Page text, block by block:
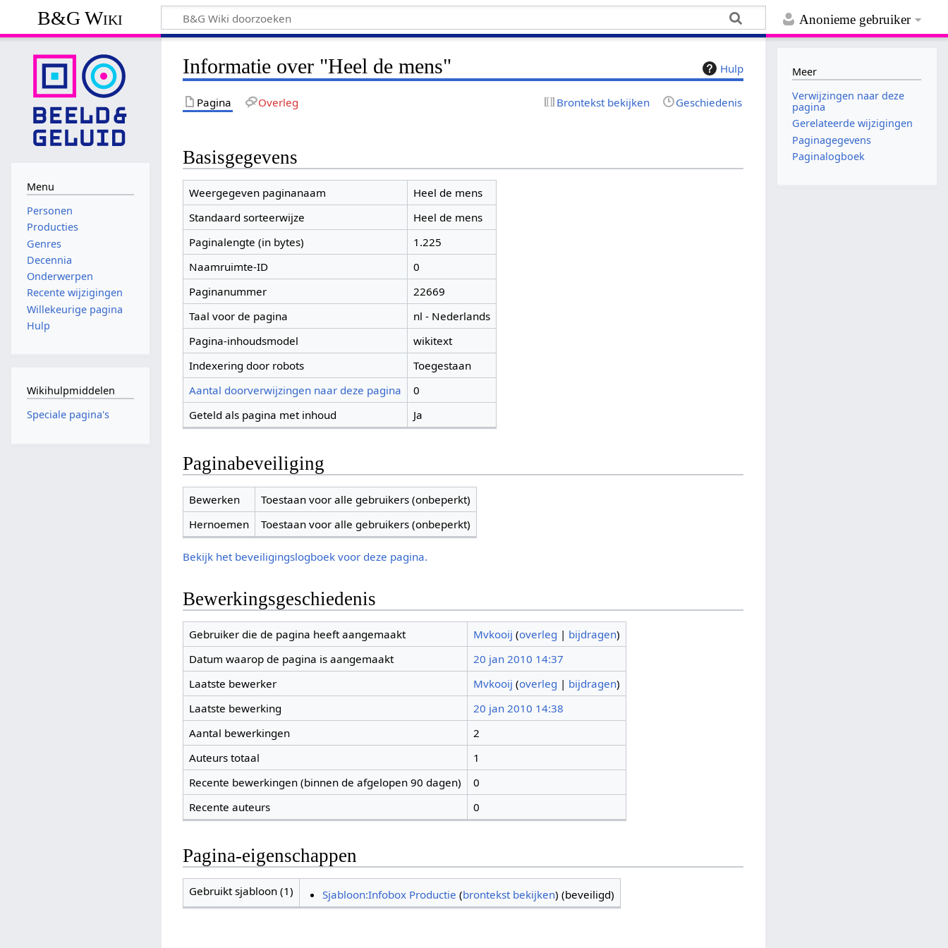
Anonieme gebruiker
B&G Wiki
Hulp
Informatie over "Heel de mens"
Pagina Overleg Brontekst bekijken Geschiedenis
Basisgegevens
Weergegeven paginanaam
Heel de mens
Standaard sorteerwijze
Heel de mens
Paginalengte (in bytes)
1.225
Naamruimte-ID
0
Paginanummer
22669
Taal voor de pagina
nl - Nederlands
Pagina-inhoudsmodel
wikitext
Indexering door robots
Toegestaan
Aantal doorverwijzingen naar deze pagina
0
Geteld als pagina met inhoud
Ja
Paginabeveiliging
Bewerken
Toestaan voor alle gebruikers (onbeperkt)
Hernoemen
Toestaan voor alle gebruikers (onbeperkt)
Bekijk het beveiligingslogboek voor deze pagina.
Bewerkingsgeschiedenis
Gebruiker die de pagina heeft aangemaakt Mvkooij (overleg | bijdragen)
Datum waarop de pagina is aangemaakt
20 jan 2010 14:37
Laatste bewerker
Mvkooij (overleg | bijdragen)
Laatste bewerking
20 jan 2010 14:38
Aantal bewerkingen
2
Auteurs totaal
1
Recente bewerkingen (binnen de afgelopen 90 dagen)
0
Recente auteurs
0
Pagina-eigenschappen
Gebruikt sjabloon (1) Sjabloon:Infobox Productie (brontekst bekijken) (beveiligd)
Menu
Personen
Producties
Genres
Decennia
Onderwerpen
Recente wijzigingen
Willekeurige pagina
Hulp
Wikihulpmiddelen
Speciale pagina's
Meer
Verwijzingen naar deze
pagina
Gerelateerde wijzigingen
Paginagegevens
Paginalogboek